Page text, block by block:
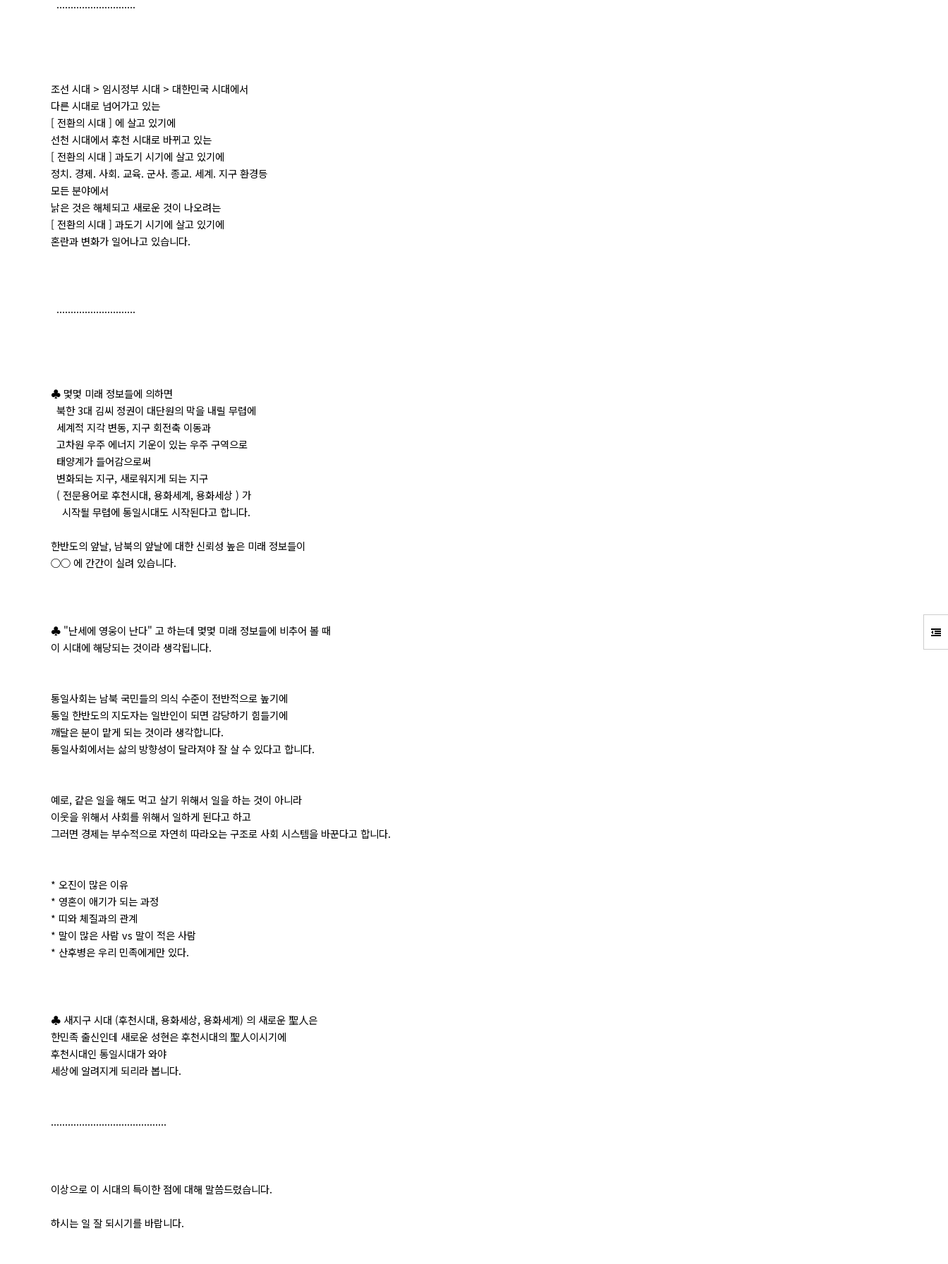
............................
조선 시대 > 임시정부 시대 > 대한민국 시대에서
다른 시대로 넘어가고 있는
[ 전환의 시대 ] 에 살고 있기에
선천 시대에서 후천 시대로 바뀌고 있는
[ 전환의 시대 ] 과도기 시기에 살고 있기에
정치. 경제. 사회. 교육. 군사. 종교. 세계. 지구 환경등
모든 분야에서
낡은 것은 해체되고 새로운 것이 나오려는
[ 전환의 시대 ] 과도기 시기에 살고 있기에
혼란과 변화가 일어나고 있습니다.
............................
♣ 몇몇 미래 정보들에 의하면
북한 3대 김씨 정권이 대단원의 막을 내릴 무렵에
세계적 지각 변동, 지구 회전축 이동과
고차원 우주 에너지 기운이 있는 우주 구역으로
태양계가 들어감으로써
변화되는 지구, 새로워지게 되는 지구
( 전문용어로 후천시대, 용화세계, 용화세상 ) 가
시작될 무렵에 통일시대도 시작된다고 합니다.
한반도의 앞날, 남북의 앞날에 대한 신뢰성 높은 미래 정보들이
○○ 에 간간이 실려 있습니다.
♣ "난세에 영웅이 난다" 고 하는데 몇몇 미래 정보들에 비추어 볼 때
이 시대에 해당되는 것이라 생각됩니다.
통일사회는 남북 국민들의 의식 수준이 전반적으로 높기에
통일 한반도의 지도자는 일반인이 되면 감당하기 힘들기에
깨달은 분이 맡게 되는 것이라 생각합니다.
통일사회에서는 삶의 방향성이 달라져야 잘 살 수 있다고 합니다.
예로, 같은 일을 해도 먹고 살기 위해서 일을 하는 것이 아니라
이웃을 위해서 사회를 위해서 일하게 된다고 하고
그러면 경제는 부수적으로 자연히 따라오는 구조로 사회 시스템을 바꾼다고 합니다.
* 오진이 많은 이유
* 영혼이 애기가 되는 과정
* 띠와 체질과의 관계
* 말이 많은 사람 vs 말이 적은 사람
* 산후병은 우리 민족에게만 있다.
♣ 새지구 시대 (후천시대, 용화세상, 용화세계) 의 새로운 聖人은
한민족 출신인데 새로운 성현은 후천시대의 聖人이시기에
후천시대인 통일시대가 와야
세상에 알려지게 되리라 봅니다.
.........................................
이상으로 이 시대의 특이한 점에 대해 말씀드렸습니다.
하시는 일 잘 되시기를 바랍니다.